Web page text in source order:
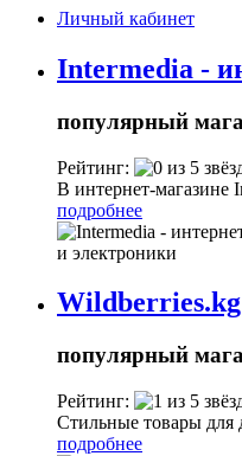
Личный кабинет
Intermedia -
популярный
Рейтинг:
В интернет-магазине
подробнее
Wildberries.kg
популярный
Рейтинг:
Стильные товары для
подробнее